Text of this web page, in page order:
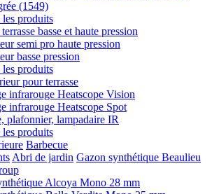
(1549)
produits
basse et haute pression
semi pro haute pression
basse pression
produits
pour terrasse
infrarouge Heatscope Vision
infrarouge Heatscope Spot
plafonnier, lampadaire IR
produits
Barbecue
Abri de jardin Gazon synthétique Beaulieu
Alcoya Mono 28 mm